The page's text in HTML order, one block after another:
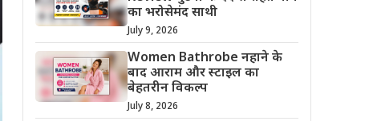
का भरोसेमंद साथी
July 9, 2026
Women Bathrobe नहाने के
बाद आराम और स्टाइल का
बेहतरीन विकल्प
July 8, 2026